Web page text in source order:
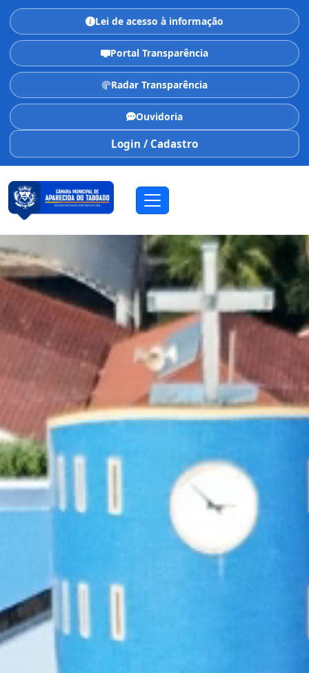
Lei de acesso à informação
Portal Transparência
Radar Transparência
Ouvidoria
Login / Cadastro
CÂMARA MUNICIPAL
Aparecida do Taboado